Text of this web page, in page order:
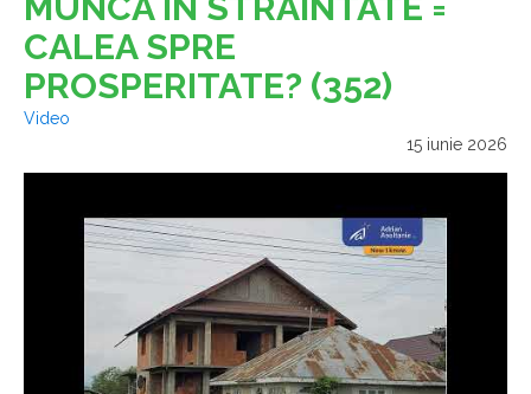
CALEA SPRE
PROSPERITATE? (352)
Video
15 iunie 2026